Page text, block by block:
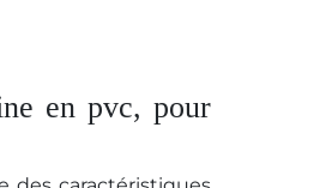
en pvc, pour